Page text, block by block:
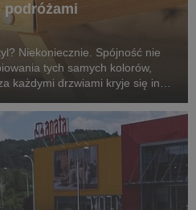
podróżami
Niekoniecznie. Spójność nie
tych samych kolorów,
każdymi drzwiami kryje się inny
Zgodnie z...